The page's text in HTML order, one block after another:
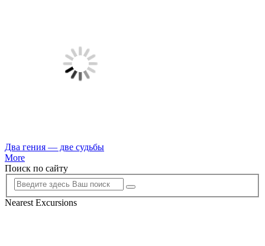
Два гения — две судьбы
More
Поиск по сайту
Nearest Excursions